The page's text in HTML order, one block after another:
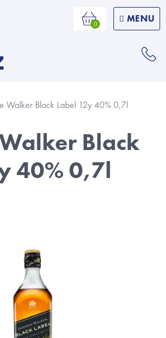
Nákupní
košík
Walker Black Label 12y 40% 0,7l
Black
40% 0,7l